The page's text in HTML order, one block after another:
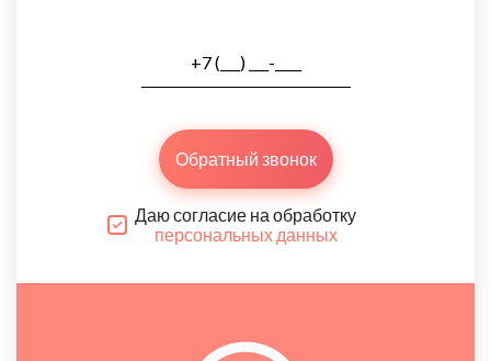
Обратный звонок
Даю согласие на обработку
персональных данных